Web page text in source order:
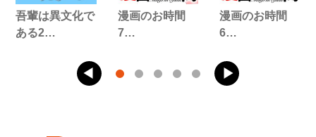
吾輩は異文化で
ある2…
漫画のお時間
7…
漫画のお時間
6…